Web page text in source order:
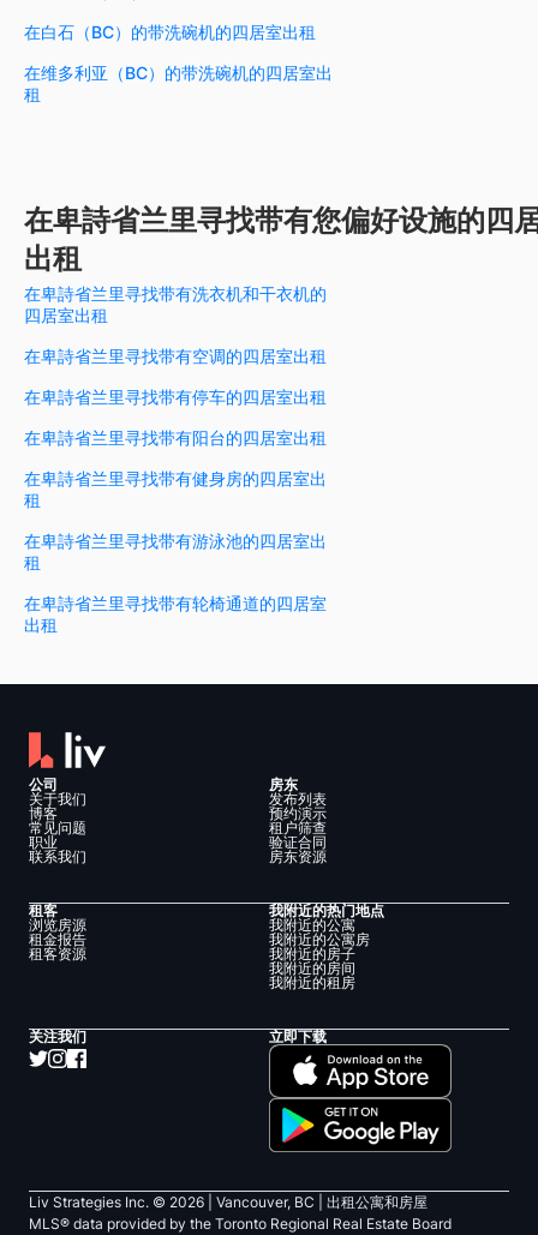
在白石（BC）的带洗碗机的四居室出租
在维多利亚（BC）的带洗碗机的四居室出
租
在卑詩省兰里寻找带有您偏好设施的四
出租
在卑詩省兰里寻找带有洗衣机和干衣机的
四居室出租
在卑詩省兰里寻找带有空调的四居室出租
在卑詩省兰里寻找带有停车的四居室出租
在卑詩省兰里寻找带有阳台的四居室出租
在卑詩省兰里寻找带有健身房的四居室出
租
在卑詩省兰里寻找带有游泳池的四居室出
租
在卑詩省兰里寻找带有轮椅通道的四居室
出租
公司
关于我们
博客
常见问题
职业
联系我们
房东
发布列表
预约演示
租户筛查
验证合同
房东资源
租客
浏览房源
租金报告
租客资源
我附近的热门地点
我附近的公寓
我附近的公寓房
我附近的房子
我附近的房间
我附近的租房
关注我们 立即下载
Liv Strategies Inc. © 2026 | Vancouver, BC |
出租公寓和房屋
MLS® data provided by the Toronto Regional Real Estate Board